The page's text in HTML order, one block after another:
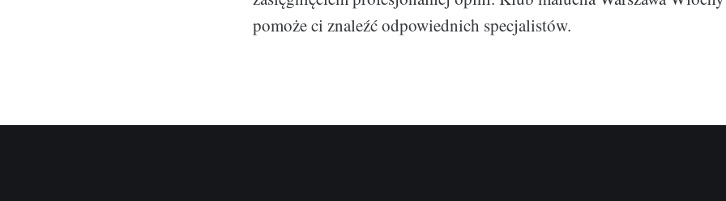
pomoże ci znaleźć odpowiednich specjalistów.